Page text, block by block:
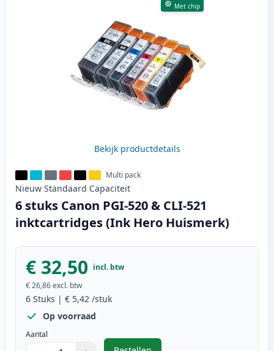
Met chip
Bekijk productdetails
Multi pack
Nieuw Standaard Capaciteit
6 stuks Canon PGI-520 & CLI-521
inktcartridges (Ink Hero Huismerk)
€ 32,50 incl. btw
€ 26,86excl. btw
6 Stuks | € 5,42 /stuk
Op voorraad
Aantal